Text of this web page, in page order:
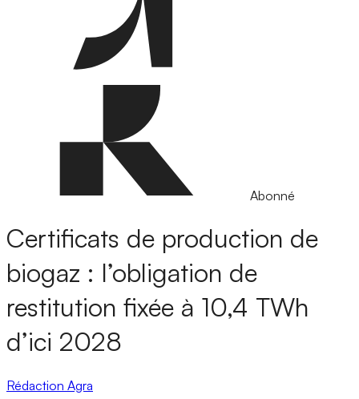
Abonné
Certificats de production de
biogaz : l’obligation de
restitution fixée à 10,4 TWh
d’ici 2028
Rédaction Agra